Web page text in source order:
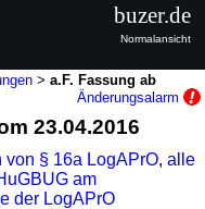
>a.F. Fassung ab
Änderungsalarm
23.04.2016
§ 16a LogAPrO,alle
am
der LogAPrO
buzer.de
Normalansicht